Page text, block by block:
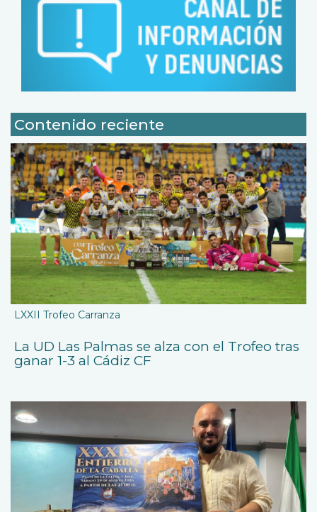
Contenido reciente
LXXII Trofeo Carranza
La UD Las Palmas se alza con el Trofeo tras
ganar 1-3 al Cádiz CF